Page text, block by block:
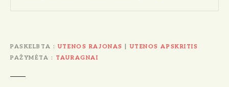
PASKELBTA UTENOS RAJONAS |UTENOS APSKRITIS
PAŽYMĖTA
TAURAGNAI